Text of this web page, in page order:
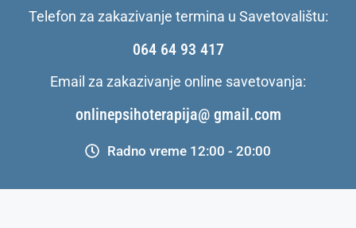
Telefon za zakazivanje termina u Savetovalištu:
064 64 93 417
Email za zakazivanje online savetovanja:
onlinepsihoterapija@ gmail.com
Radno vreme 12:00 - 20:00